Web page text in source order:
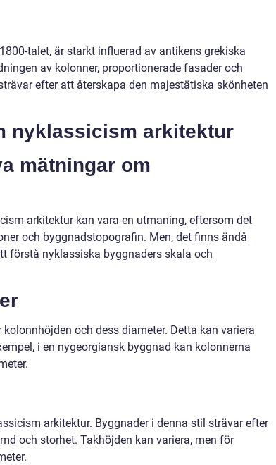
talet, är starkt influerad av antikens grekiska
av kolonner, proportionerade fasader och
efter att återskapa den majestätiska skönheten
nyklassicism arkitektur
mätningar om
arkitektur kan vara en utmaning, eftersom det
och byggnadstopografin. Men, det finns ändå
förstå nyklassiska byggnaders skala och
och dess diameter. Detta kan variera
i en nygeorgiansk byggnad kan kolonnerna
arkitektur. Byggnader i denna stil strävar efter
och storhet. Takhöjden kan variera, men för